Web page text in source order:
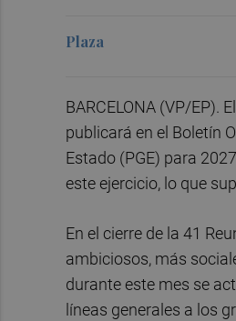
Plaza
BARCELONA (VP/EP).
publicará en el Boletín
Estado (PGE) para
este ejercicio, lo que
En el cierre de la 41
ambiciosos, más
durante este mes se
líneas generales a los